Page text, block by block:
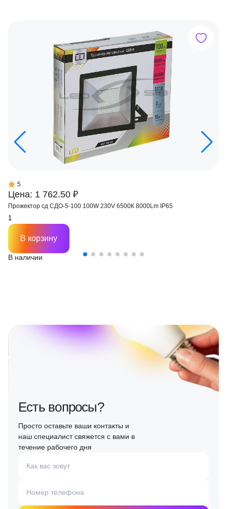
Цена: 1 762.50 ₽
5
Прожектор сд СДО-5-100 100W 230V 6500К 8000Lm IP65
В наличии
В корзину
Есть вопросы?
Просто оставьте ваши контакты и
наш специалист свяжется с вами в
течение рабочего дня
Как вас зовут
Номер телефона